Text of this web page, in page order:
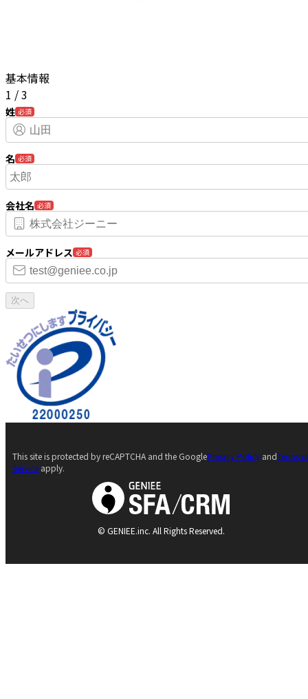
基本情報
1 /3
姓 必須
名 必須
会社名 必須
メールアドレス 必須
次へ
© GENIEE.inc. All Rights Reserved.
This site is protected by reCAPTCHA and the GooglePrivacy Policy andTerms
Service apply.